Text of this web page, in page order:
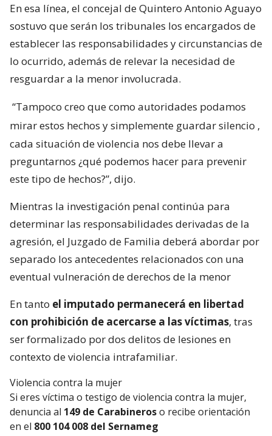
En esa línea, el concejal de Quintero Antonio Aguayo
sostuvo que serán los tribunales los encargados de
establecer las responsabilidades y circunstancias de
lo ocurrido, además de relevar la necesidad de
resguardar a la menor involucrada.
“Tampoco creo que como autoridades podamos
mirar estos hechos y simplemente guardar silencio ,
cada situación de violencia nos debe llevar a
preguntarnos ¿qué podemos hacer para prevenir
este tipo de hechos?”, dijo.
Mientras la investigación penal continúa para
determinar las responsabilidades derivadas de la
agresión, el Juzgado de Familia deberá abordar por
separado los antecedentes relacionados con una
eventual vulneración de derechos de la menor
En tanto el imputado permanecerá en libertad
con prohibición de acercarse a las víctimas, tras
ser formalizado por dos delitos de lesiones en
contexto de violencia intrafamiliar.
Violencia contra la mujer
Si eres víctima o testigo de violencia contra la mujer,
denuncia al 149 de Carabineroso recibe orientación
en el 800 104 008 del Sernameg